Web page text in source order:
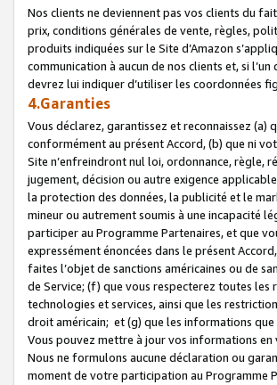
Nos clients ne deviennent pas vos clients du
prix, conditions générales de vente, règles,
produits indiquées sur le Site d’Amazon
communication à aucun de nos clients et, si
devrez lui indiquer d’utiliser les coordonnées
4.Garanties
Vous déclarez, garantissez et reconnaissez
conformément au présent Accord, (b) que ni
Site n’enfreindront nul loi, ordonnance, règle,
jugement, décision ou autre exigence
la protection des données, la publicité et le
mineur ou autrement soumis à une incapacité
participer au Programme Partenaires, et que
expressément énoncées dans le présent
faites l’objet de sanctions américaines ou de
de Service; (f) que vous respecterez toutes
technologies et services, ainsi que les
droit américain; et (g) que les informations
Vous pouvez mettre à jour vos informations en
Nous ne formulons aucune déclaration ou
moment de votre participation au Programme